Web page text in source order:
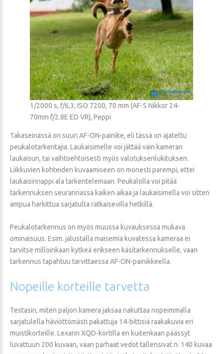
1/2000 s, f/6,3, ISO 7200, 70 mm (AF-S Nikkor 24-
70mm f/2.8E ED VR), Peppi
Takaseinässä on suuri AF-ON-painike, eli tässä on ajateltu
peukalotarkentajia. Laukaisimelle voi jättää vain kameran
laukaisun, tai vaihtoehtoisesti myös valotuksenlukituksen.
Liikkuvien kohteiden kuvaamiseen on monesti parempi, ettei
laukaisinnappi ala tarkentelemaan. Peukalolla voi pitää
tarkennuksen seurannassa kaiken aikaa ja laukaisimella voi sitten
ampua harkittua sarjatulta ratkaisevilla hetkillä.
Peukalotarkennus on myös muussa kuvauksessa mukava
ominaisuus. Esim. jalustalla maisemia kuvatessa kameraa ei
tarvitse milloinkaan kytkeä erikseen käsitarkennukselle, vaan
tarkennus tapahtuu tarvittaessa AF-ON-painikkeella.
Nopeille korteille tarvetta
Testasin, miten paljon kamera jaksaa nakuttaa nopeimmalla
sarjatulella häviöttömästi pakattuja 14-bittisiä raakakuvia eri
muistikorteille. Lexarin XQD-kortilla en kuitenkaan päässyt
luvattuun 200 kuvaan, vaan parhaat vedot tallensivat n. 140 kuvaa